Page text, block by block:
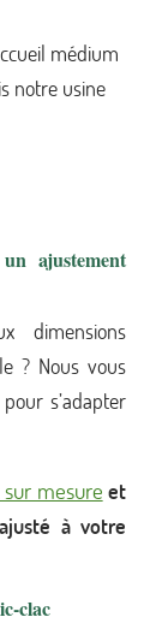
médium
notre usine
ajustement
dimensions
? Nous vous
s’adapter
mesure et
à votre
clac